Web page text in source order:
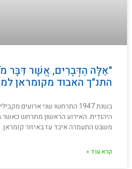
"אֵלֶּה הַדְּבָרִים, אֲשֶׁר דִּבֶּר
התנ"ך האבוד מקומראן
בשנת 1947 התרחשו שני ארועים
היהודית. האירוע הראשון מתרחש
משבט התעמרה איבד עז באיזור קומראן.
קרא עוד »